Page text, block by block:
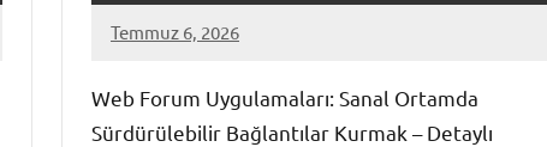
Temmuz 6, 2026
admin
Yorum
Web Forum Uygulamaları: Sanal Ortamda
Sürdürülebilir Bağlantılar Kurmak – Detaylı